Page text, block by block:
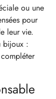
ou une
pour
leur vie.
bijoux :